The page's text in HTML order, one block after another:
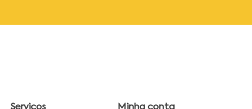
Serviços Minha conta